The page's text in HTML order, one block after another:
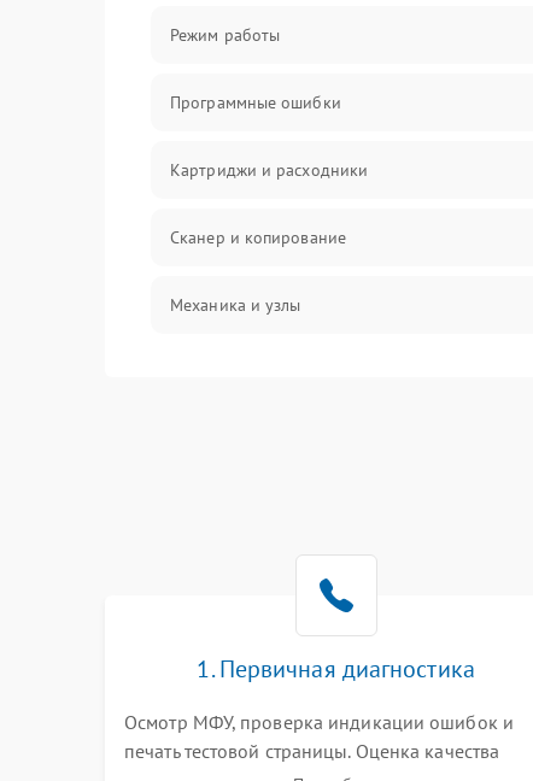
Режим работы
Программные ошибки
Картриджи и расходники
Сканер и копирование
Механика и узлы
Проблемы с механикой
1. Первичная диагностика
Осмотр МФУ, проверка индикации ошибок и
печать тестовой страницы. Оценка качества